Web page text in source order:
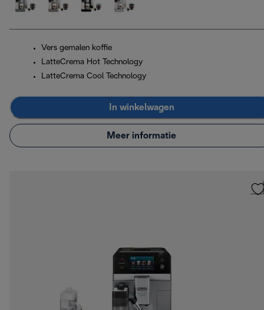
Vers gemalen koffie
LatteCrema Hot Technology
LatteCrema Cool Technology
In winkelwagen
Meer informatie